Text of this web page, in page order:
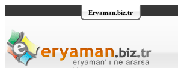
Eryaman.biz.tr